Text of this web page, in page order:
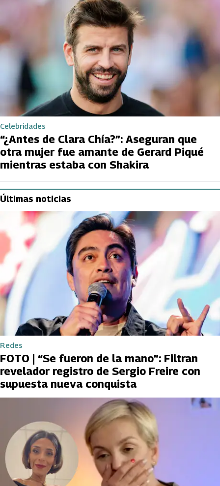
Celebridades
“¿Antes de Clara Chía?”: Aseguran que
otra mujer fue amante de Gerard Piqué
mientras estaba con Shakira
Últimas noticias
Redes
FOTO | “Se fueron de la mano”: Filtran
revelador registro de Sergio Freire con
supuesta nueva conquista